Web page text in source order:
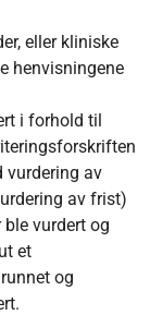
eller kliniske
henvisningene
i forhold til
vurdering av
av frist)
vurdert og
et
og